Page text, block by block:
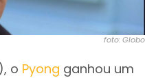
foto: Globo
o Pyong ganhou um